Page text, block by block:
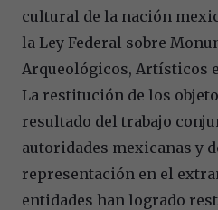
cultural de la nación
la Ley Federal sobre
Arqueológicos, Artísticos
La restitución de los
resultado del trabajo
autoridades mexicanas y
representación en el
entidades han logrado